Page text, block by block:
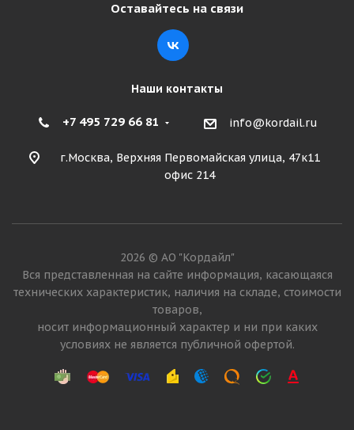
Оставайтесь на связи
Наши контакты
+7 495 729 66 81 info@kordail.ru
г.Москва, Верхняя Первомайская улица, 47к11
офис 214
2026 © АО "Кордайл"
Вся представленная на сайте информация, касающаяся
технических характеристик, наличия на складе, стоимости
товаров,
носит информационный характер и ни при каких
условиях не является публичной офертой.